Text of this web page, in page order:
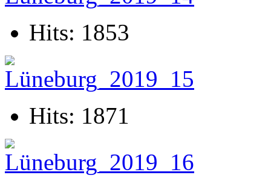
Hits: 1853
Hits: 1871